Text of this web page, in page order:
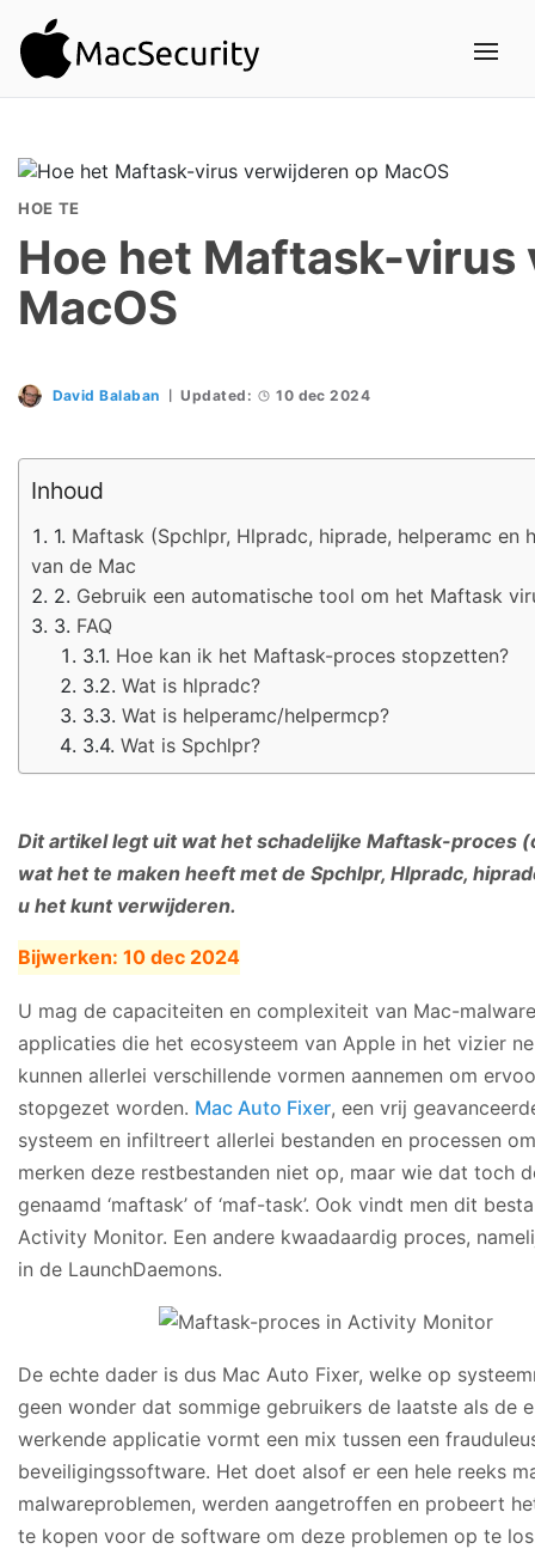
HOE TE
Hoe het Maftask-virus
MacOS
David Balaban Updated: 10 dec 2024
Inhoud
Maftask (Spchlpr, Hlpradc, hiprade, helperamc
van de Mac
Gebruik een automatische tool om het Maftask
FAQ
Hoe kan ik het Maftask-proces stopzetten?
Wat is hlpradc?
Wat is helperamc/helpermcp?
Wat is Spchlpr?
Dit artikel legt uit wat het schadelijke Maftask-proces
wat het te maken heeft met de Spchlpr, Hlpradc,
u het kunt verwijderen.
Bijwerken: 10 dec 2024
U mag de capaciteiten en complexiteit van Mac-
applicaties die het ecosysteem van Apple in het vizier
kunnen allerlei verschillende vormen aannemen om
stopgezet worden. Mac Auto Fixer, een vrij
systeem en infiltreert allerlei bestanden en processen
merken deze restbestanden niet op, maar wie dat toch
genaamd ‘maftask’ of ‘maf-task’. Ook vindt men dit
Activity Monitor. Een andere kwaadaardig proces,
in de LaunchDaemons.
De echte dader is dus Mac Auto Fixer, welke op
geen wonder dat sommige gebruikers de laatste als de
werkende applicatie vormt een mix tussen een
beveiligingssoftware. Het doet alsof er een hele reeks
malwareproblemen, werden aangetroffen en probeert
te kopen voor de software om deze problemen op te